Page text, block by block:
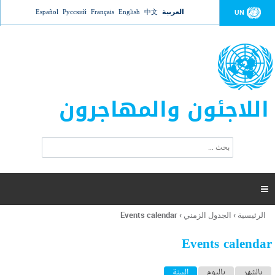
Jump to navigation UN العربية 中文
English
Français
Русский
Español
اللاجئون والمهاجرون
ت
ر
ل
ح
ب

أنت
هنا
الرئيسية › الجدول الزمني ›
Events calendar
Events calendar